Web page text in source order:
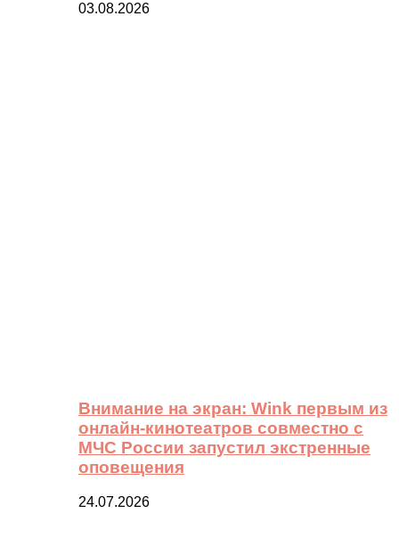
03.08.2026
Внимание на экран: Wink первым из
онлайн-кинотеатров совместно с
МЧС России запустил экстренные
оповещения
24.07.2026